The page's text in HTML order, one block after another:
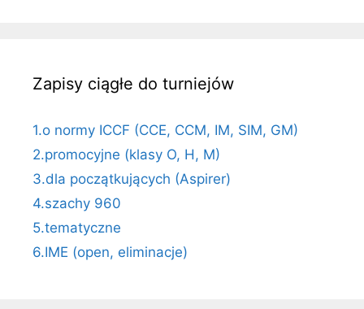
Zapisy ciągłe do turniejów
1.o normy ICCF (CCE, CCM, IM, SIM, GM)
2.promocyjne (klasy O, H, M)
3.dla początkujących (Aspirer)
4.szachy 960
5.tematyczne
6.IME (open, eliminacje)